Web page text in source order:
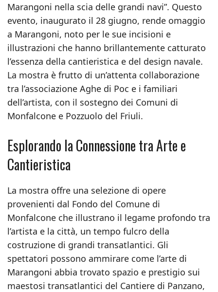
Marangoni nella scia delle grandi navi”. Questo
evento, inaugurato il 28 giugno, rende omaggio
a Marangoni, noto per le sue incisioni e
illustrazioni che hanno brillantemente catturato
l’essenza della cantieristica e del design navale.
La mostra è frutto di un’attenta collaborazione
tra l’associazione Aghe di Poc e i familiari
dell’artista, con il sostegno dei Comuni di
Monfalcone e Pozzuolo del Friuli.
Esplorando la Connessione tra Arte e
Cantieristica
La mostra offre una selezione di opere
provenienti dal Fondo del Comune di
Monfalcone che illustrano il legame profondo tra
l’artista e la città, un tempo fulcro della
costruzione di grandi transatlantici. Gli
spettatori possono ammirare come l’arte di
Marangoni abbia trovato spazio e prestigio sui
maestosi transatlantici del Cantiere di Panzano,